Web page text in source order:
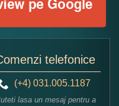
telefonice
(+4) 031.005.1187
lasa un mesaj pentru a